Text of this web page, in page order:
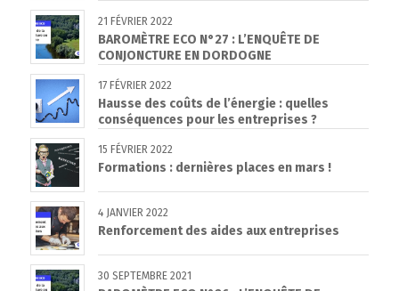
21 FÉVRIER 2022
BAROMÈTRE ECO N°27 : L’ENQUÊTE DE
CONJONCTURE EN DORDOGNE
17 FÉVRIER 2022
Hausse des coûts de l’énergie : quelles
conséquences pour les entreprises ?
15 FÉVRIER 2022
Formations : dernières places en mars !
4 JANVIER 2022
Renforcement des aides aux entreprises
30 SEPTEMBRE 2021